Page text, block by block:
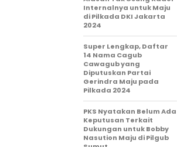
Internalnya untuk Maju
di Pilkada DKI Jakarta
2024
Super Lengkap, Daftar
14 Nama Cagub
Cawagub yang
Diputuskan Partai
Gerindra Maju pada
Pilkada 2024
PKS Nyatakan Belum Ada
Keputusan Terkait
Dukungan untuk Bobby
Nasution Maju di Pilgub